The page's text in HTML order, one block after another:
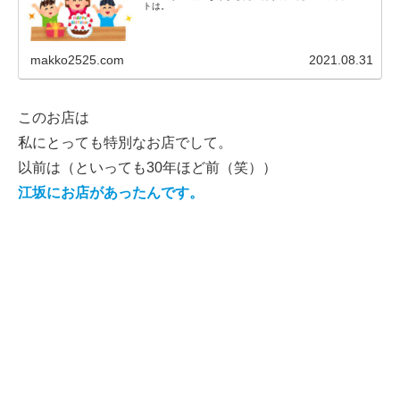
トは。
makko2525.com 2021.08.31
このお店は
私にとっても特別なお店でして。
以前は（といっても30年ほど前（笑））
江坂にお店があったんです。